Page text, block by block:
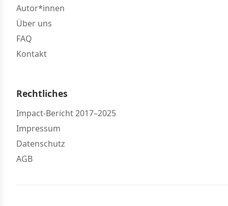
Autor*innen
Über uns
FAQ
Kontakt
Rechtliches
Impact-Bericht 2017–2025
Impressum
Datenschutz
AGB